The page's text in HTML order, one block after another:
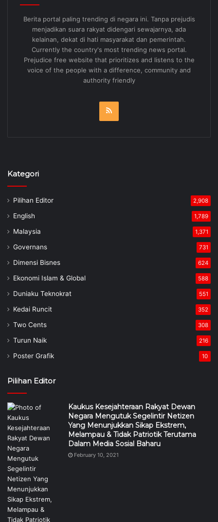
Berita portal paling trending di negara ini. Tanpa prejudis
menjadikan suara rakyat didengari sewajarnya, ada
kelainan, dekat di hati masyarakat dan pemerintah.
Currently the country's most trending news portal.
Prejudice free website that prioritizes and listens to the
voice of the people with a difference, community and
authority friendly
Kategori
Pilihan Editor 2,908
English 1,789
Malaysia 1,371
Governans 731
Dimensi Bisnes 624
Ekonomi Islam & Global 588
Duniaku Teknokrat 551
Kedai Runcit 352
Two Cents 308
Turun Naik 216
Poster Grafik 10
Pilihan Editor
Kaukus Kesejahteraan Rakyat Dewan
Negara Mengutuk Segelintir Netizen
Yang Menunjukkan Sikap Ekstrem,
Melampau & Tidak Patriotik Terutama
Dalam Media Sosial Baharu
February 10, 2021